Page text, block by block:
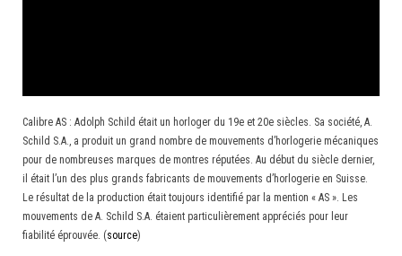
Calibre AS : Adolph Schild était un horloger du 19e et 20e siècles. Sa société, A.
Schild S.A., a produit un grand nombre de mouvements d’horlogerie mécaniques
pour de nombreuses marques de montres réputées. Au début du siècle dernier,
il était l’un des plus grands fabricants de mouvements d’horlogerie en Suisse.
Le résultat de la production était toujours identifié par la mention « AS ». Les
mouvements de A. Schild S.A. étaient particulièrement appréciés pour leur
fiabilité éprouvée. (source)